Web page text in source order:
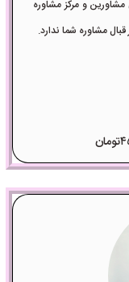
و مرکز مشاوره
مشاوره شما ندارد.